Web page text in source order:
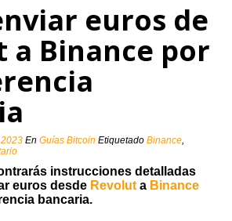
euros de
a Binance por
EnGuías Bitcoin EtiquetadoBinance,
instrucciones detalladas
euros desde Revolut a Binance
bancaria.